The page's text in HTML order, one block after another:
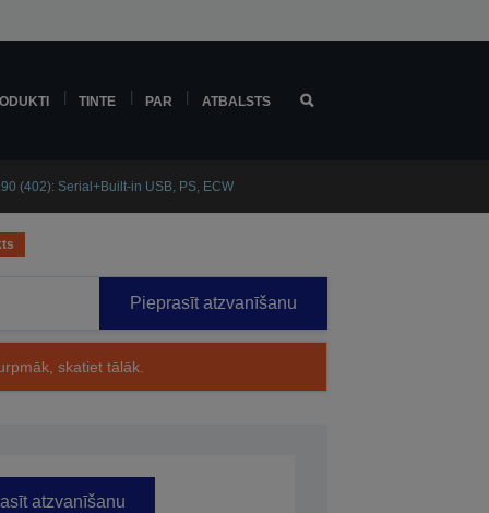
TINTE PAR ATBALSTS
(402): Serial+Built-in USB, PS, ECW
Pieprasīt atzvanīšanu
skatiet tālāk.
atzvanīšanu